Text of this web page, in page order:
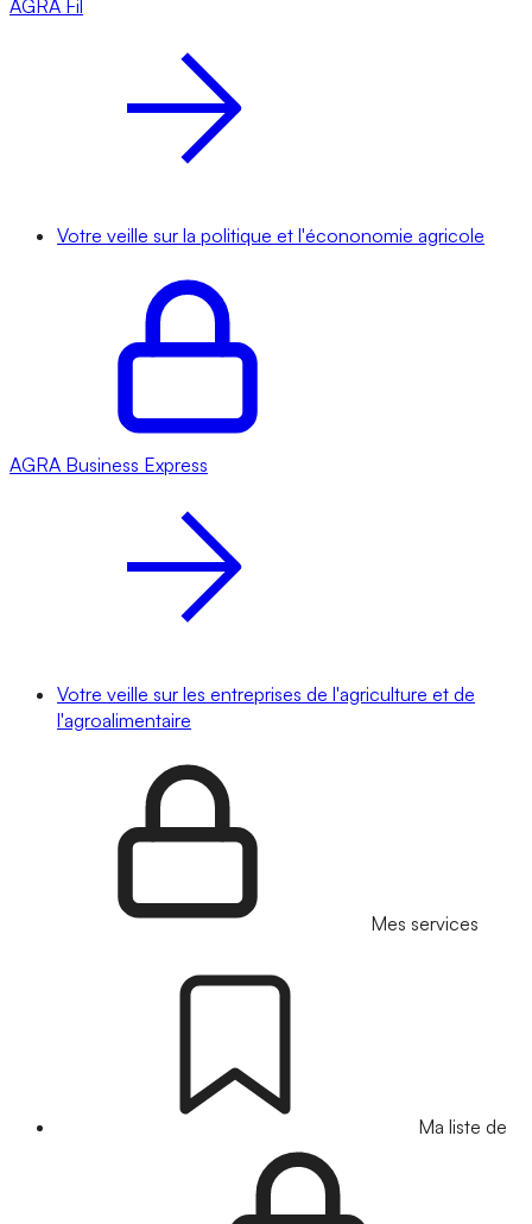
AGRA Fil
Votre veille sur la politique et l'écononomie agricole
AGRA Business Express
Votre veille sur les entreprises de l'agriculture et de
l'agroalimentaire
Mes services
Ma liste de